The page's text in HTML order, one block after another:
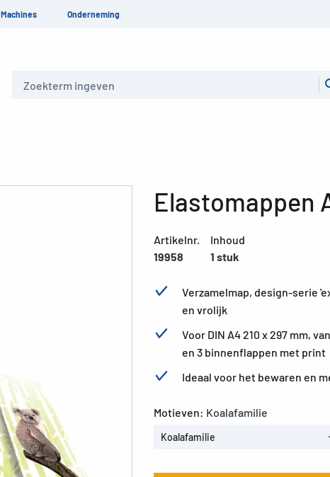
Onderneming
Elastomappen
Artikelnr.
19958
Inhoud
1 stuk
Verzamelmap, design-serie
en vrolijk
Voor DIN A4 210 x 297 mm,
en 3 binnenflappen met print
Ideaal voor het bewaren en
Motieven: Koalafamilie
Koalafamilie